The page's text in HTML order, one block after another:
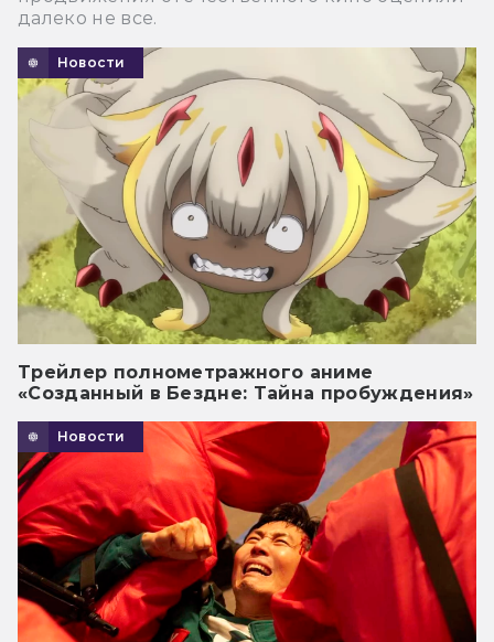
далеко не все.
Новости
Трейлер полнометражного аниме
«Созданный в Бездне: Тайна пробуждения»
Новости